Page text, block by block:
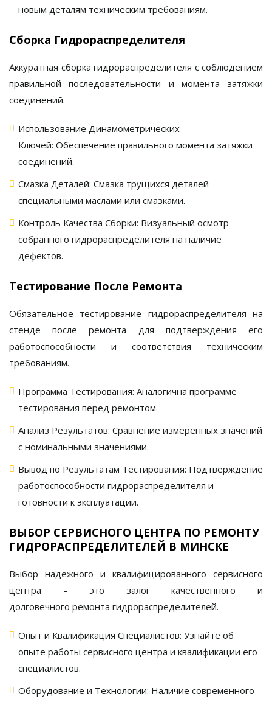
новым деталям техническим требованиям.
Сборка Гидрораспределителя
Аккуратная сборка гидрораспределителя с соблюдением
правильной последовательности и момента затяжки
соединений.
Использование Динамометрических
Ключей: Обеспечение правильного момента затяжки
соединений.
Смазка Деталей: Смазка трущихся деталей
специальными маслами или смазками.
Контроль Качества Сборки: Визуальный осмотр
собранного гидрораспределителя на наличие
дефектов.
Тестирование После Ремонта
Обязательное тестирование гидрораспределителя на
стенде после ремонта для подтверждения его
работоспособности и соответствия техническим
требованиям.
Программа Тестирования: Аналогична программе
тестирования перед ремонтом.
Анализ Результатов: Сравнение измеренных значений
с номинальными значениями.
Вывод по Результатам Тестирования: Подтверждение
работоспособности гидрораспределителя и
готовности к эксплуатации.
ВЫБОР СЕРВИСНОГО ЦЕНТРА ПО РЕМОНТУ
ГИДРОРАСПРЕДЕЛИТЕЛЕЙ В МИНСКЕ
Выбор надежного и квалифицированного сервисного
центра – это залог качественного и
долговечного ремонта гидрораспределителей.
Опыт и Квалификация Специалистов: Узнайте об
опыте работы сервисного центра и квалификации его
специалистов.
Оборудование и Технологии: Наличие современного